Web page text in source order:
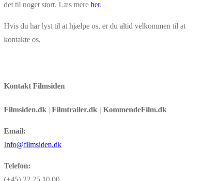
det til noget stort. Læs mere her.
Hvis du har lyst til at hjælpe os, er du altid velkommen til at
kontakte os.
Kontakt Filmsiden
Filmsiden.dk | Filmtrailer.dk | KommendeFilm.dk
Email:
Info@filmsiden.dk
Telefon:
(+45) 22 25 10 00